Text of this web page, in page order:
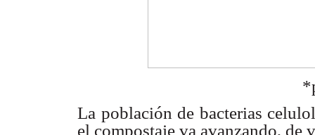
La población de bacterias
el compostaje va avanzando, de